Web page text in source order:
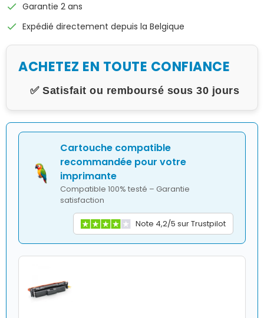
check Garantie 2 ans
check Expédié directement depuis la Belgique
ACHETEZ EN TOUTE CONFIANCE
✅ Satisfait ou remboursé sous 30 jours
Cartouche compatible
recommandée pour votre
imprimante
Compatible 100% testé – Garantie
satisfaction
Note 4,2/5 sur Trustpilot